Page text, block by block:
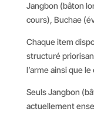
Jangbon (bâton
cours), Buchae
Chaque item
structuré
l’arme ainsi que
Seuls Jangbon
actuellement